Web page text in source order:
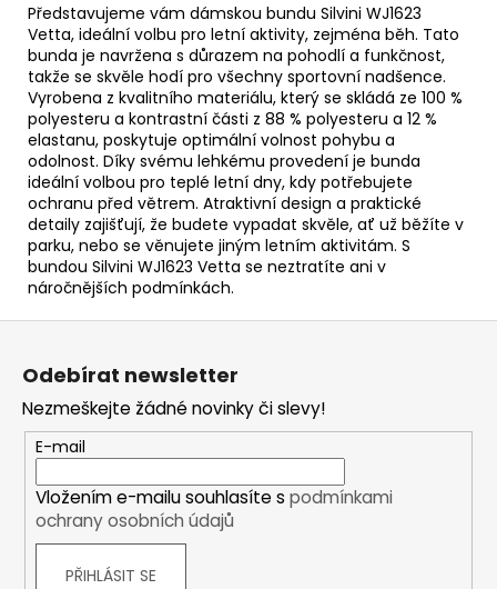
Představujeme vám dámskou bundu Silvini WJ1623
Vetta, ideální volbu pro letní aktivity, zejména běh. Tato
bunda je navržena s důrazem na pohodlí a funkčnost,
takže se skvěle hodí pro všechny sportovní nadšence.
Vyrobena z kvalitního materiálu, který se skládá ze 100 %
polyesteru a kontrastní části z 88 % polyesteru a 12 %
elastanu, poskytuje optimální volnost pohybu a
odolnost. Díky svému lehkému provedení je bunda
ideální volbou pro teplé letní dny, kdy potřebujete
ochranu před větrem. Atraktivní design a praktické
detaily zajišťují, že budete vypadat skvěle, ať už běžíte v
parku, nebo se věnujete jiným letním aktivitám. S
bundou Silvini WJ1623 Vetta se neztratíte ani v
náročnějších podmínkách.
Z
Odebírat newsletter
Nezmeškejte žádné novinky či slevy!
E-mail
Vložením e-mailu souhlasíte s podmínkami
ochrany osobních údajů
PŘIHLÁSIT SE